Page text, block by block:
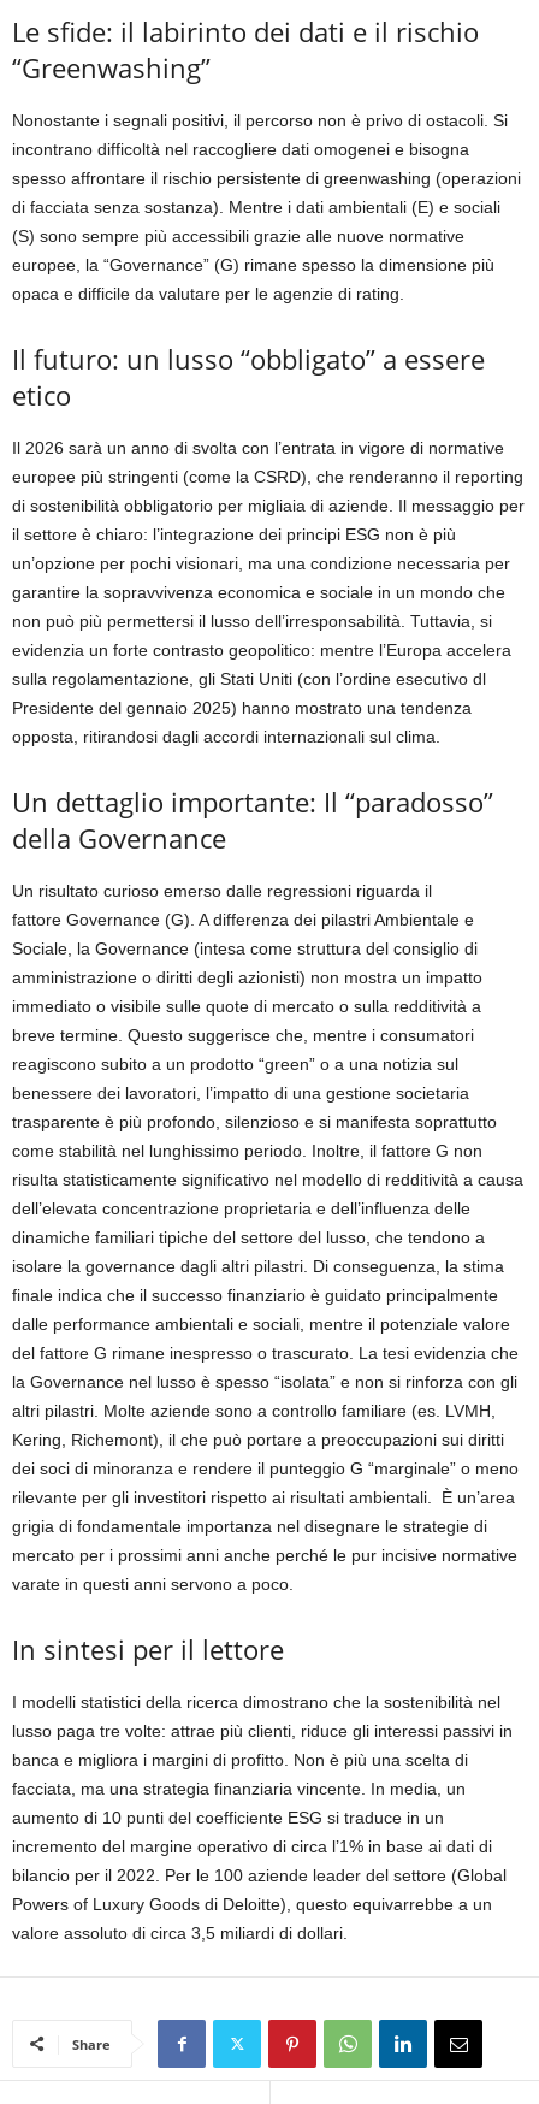
Le sfide: il labirinto dei dati e il rischio
“Greenwashing”
Nonostante i segnali positivi, il percorso non è privo di ostacoli. Si
incontrano difficoltà nel raccogliere dati omogenei e bisogna
spesso affrontare il rischio persistente di greenwashing (operazioni
di facciata senza sostanza). Mentre i dati ambientali (E) e sociali
(S) sono sempre più accessibili grazie alle nuove normative
europee, la “Governance” (G) rimane spesso la dimensione più
opaca e difficile da valutare per le agenzie di rating.
Il futuro: un lusso “obbligato” a essere
etico
Il 2026 sarà un anno di svolta con l’entrata in vigore di normative
europee più stringenti (come la CSRD), che renderanno il reporting
di sostenibilità obbligatorio per migliaia di aziende. Il messaggio per
il settore è chiaro: l’integrazione dei principi ESG non è più
un’opzione per pochi visionari, ma una condizione necessaria per
garantire la sopravvivenza economica e sociale in un mondo che
non può più permettersi il lusso dell’irresponsabilità. Tuttavia, si
evidenzia un forte contrasto geopolitico: mentre l’Europa accelera
sulla regolamentazione, gli Stati Uniti (con l’ordine esecutivo dl
Presidente del gennaio 2025) hanno mostrato una tendenza
opposta, ritirandosi dagli accordi internazionali sul clima.
Un dettaglio importante: Il “paradosso”
della Governance
Un risultato curioso emerso dalle regressioni riguarda il
fattore Governance (G) . A differenza dei pilastri Ambientale e
Sociale, la Governance (intesa come struttura del consiglio di
amministrazione o diritti degli azionisti) non mostra un impatto
immediato o visibile sulle quote di mercato o sulla redditività a
breve termine. Questo suggerisce che, mentre i consumatori
reagiscono subito a un prodotto “green” o a una notizia sul
benessere dei lavoratori, l’impatto di una gestione societaria
trasparente è più profondo, silenzioso e si manifesta soprattutto
come stabilità nel lunghissimo periodo. Inoltre, il fattore G non
risulta statisticamente significativo nel modello di redditività a causa
dell’elevata concentrazione proprietaria e dell’influenza delle
dinamiche familiari tipiche del settore del lusso, che tendono a
isolare la governance dagli altri pilastri. Di conseguenza, la stima
finale indica che il successo finanziario è guidato principalmente
dalle performance ambientali e sociali, mentre il potenziale valore
del fattore G rimane inespresso o trascurato . La tesi evidenzia che
la Governance nel lusso è spesso “isolata” e non si rinforza con gli
altri pilastri. Molte aziende sono a controllo familiare (es. LVMH,
Kering, Richemont), il che può portare a preoccupazioni sui diritti
dei soci di minoranza e rendere il punteggio G “marginale” o meno
rilevante per gli investitori rispetto ai risultati ambientali.
È un’area
grigia di fondamentale importanza nel disegnare le strategie di
mercato per i prossimi anni anche perché le pur incisive normative
varate in questi anni servono a poco.
In sintesi per il lettore
I modelli statistici della ricerca dimostrano che la sostenibilità nel
lusso paga tre volte: attrae più clienti riduce gli interessi passivi in
banca e migliora i margini di profitto . Non è più una scelta di
facciata, ma una strategia finanziaria vincente. In media, un
aumento di 10 punti del coefficiente ESG si traduce in un
incremento del margine operativo di circa l’1% in base ai dati di
bilancio per il 2022
Per le 100 aziende leader del settore (Global
Powers of Luxury Goods di Deloitte), questo equivarrebbe a un
valore assoluto di circa 3,5 miliardi di dollari
Share